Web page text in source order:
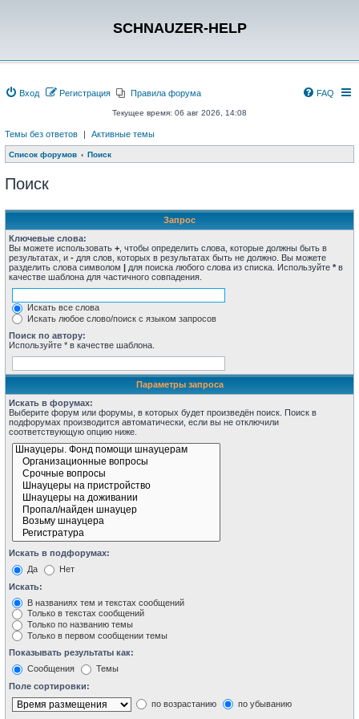
SCHNAUZER-HELP
Вход Регистрация Правила форума FAQ
Текущее время: 06 авг 2026, 14:08
Темы без ответов | Активные темы
Список форумов Поиск
Поиск
Запрос
Ключевые слова:
Вы можете использовать + , чтобы определить слова, которые должны быть в
результатах, и - для слов, которых в результатах быть не должно. Вы можете
разделить слова символом | для поиска любого слова из списка. Используйте * в
качестве шаблона для частичного совпадения.
Искать все слова
Искать любое слово/поиск с языком запросов
Поиск по автору:
Используйте * в качестве шаблона.
Параметры запроса
Искать в форумах:
Выберите форум или форумы, в которых будет произведён поиск. Поиск в
подфорумах производится автоматически, если вы не отключили
соответствующую опцию ниже.
Искать в подфорумах:
Да
Нет
Искать:
В названиях тем и текстах сообщений
Только в текстах сообщений
Только по названию темы
Только в первом сообщении темы
Показывать результаты как:
Сообщения
Темы
Поле сортировки:
по возрастанию
по убыванию